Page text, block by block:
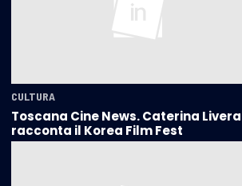
CULTURA
Toscana Cine News. Caterina
racconta il Korea Film Fest